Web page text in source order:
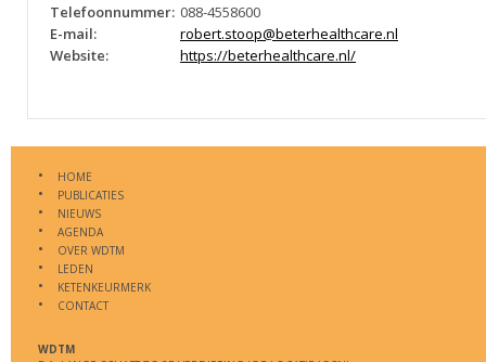
Telefoonnummer: 088-4558600
E-mail:
robert.stoop@beterhealthcare.nl
Website:
https://beterhealthcare.nl/
HOME
PUBLICATIES
NIEUWS
AGENDA
OVER WDTM
LEDEN
KETENKEURMERK
CONTACT
WDTM